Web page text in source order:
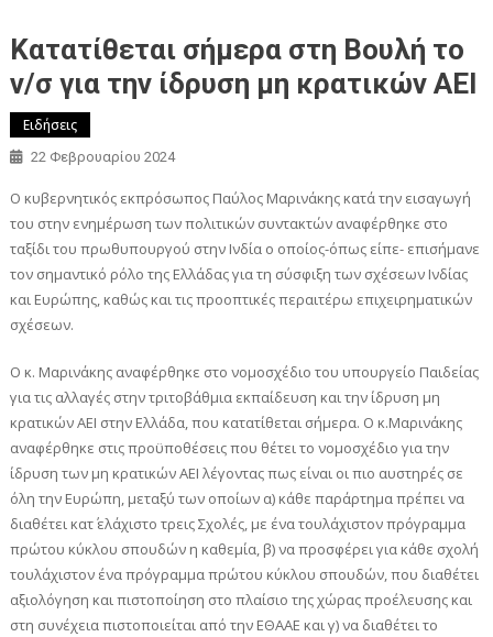
Κατατίθεται σήμερα στη Βουλή το
ν/σ για την ίδρυση μη κρατικών ΑΕΙ
Ειδήσεις
22 Φεβρουαρίου 2024
Ο κυβερνητικός εκπρόσωπος Παύλος Μαρινάκης κατά την εισαγωγή
του στην ενημέρωση των πολιτικών συντακτών αναφέρθηκε στο
ταξίδι του πρωθυπουργού στην Ινδία ο οποίος-όπως είπε- επισήμανε
τον σημαντικό ρόλο της Ελλάδας για τη σύσφιξη των σχέσεων Ινδίας
και Ευρώπης, καθώς και τις προοπτικές περαιτέρω επιχειρηματικών
σχέσεων.
Ο κ. Μαρινάκης αναφέρθηκε στο νομοσχέδιο του υπουργείο Παιδείας
για τις αλλαγές στην τριτοβάθμια εκπαίδευση και την ίδρυση μη
κρατικών ΑΕΙ στην Ελλάδα, που κατατίθεται σήμερα. Ο κ.Μαρινάκης
αναφέρθηκε στις προϋποθέσεις που θέτει το νομοσχέδιο για την
ίδρυση των μη κρατικών ΑΕΙ λέγοντας πως είναι οι πιο αυστηρές σε
όλη την Ευρώπη, μεταξύ των οποίων α) κάθε παράρτημα πρέπει να
διαθέτει κατ΄ ελάχιστο τρεις Σχολές, με ένα τουλάχιστον πρόγραμμα
πρώτου κύκλου σπουδών η καθεμία, β) να προσφέρει για κάθε σχολή
τουλάχιστον ένα πρόγραμμα πρώτου κύκλου σπουδών, που διαθέτει
αξιολόγηση και πιστοποίηση στο πλαίσιο της χώρας προέλευσης και
στη συνέχεια πιστοποιείται από την ΕΘΑΑΕ και γ) να διαθέτει το